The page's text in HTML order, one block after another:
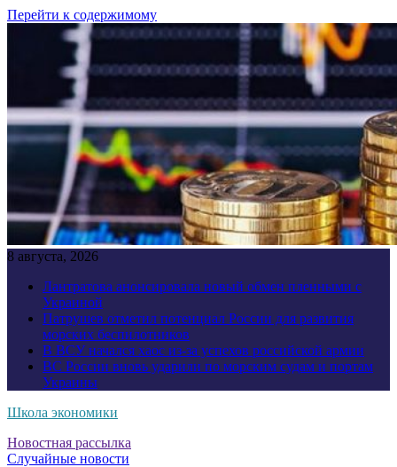
Перейти к содержимому
8 августа, 2026
Лантратова анонсировала новый обмен пленными с
Украиной
Патрушев отметил потенциал России для развития
морских беспилотников
В ВСУ начался хаос из-за успехов российской армии
ВС России вновь ударили по морским судам и портам
Украины
Школа экономики
Новостная рассылка
Случайные новости